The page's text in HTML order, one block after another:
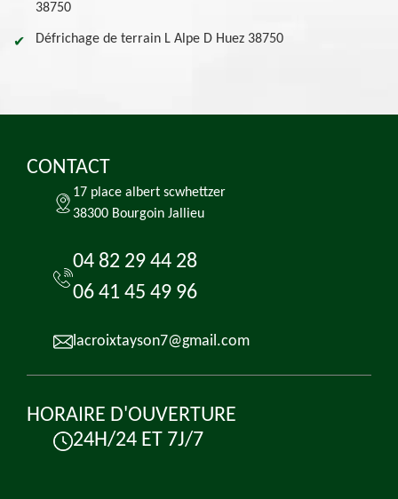
38750
Défrichage de terrain L Alpe D Huez 38750
CONTACT
17 place albert scwhettzer
38300 Bourgoin Jallieu
04 82 29 44 28
06 41 45 49 96
lacroixtayson7@gmail.com
HORAIRE D'OUVERTURE
24H/24 ET 7J/7